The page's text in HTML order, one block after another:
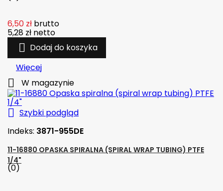
6,50 zł brutto
5,28 zł netto
 Dodaj do koszyka
Więcej
 W magazynie
 Szybki podgląd
Indeks: 3871-955DE
11-16880 OPASKA SPIRALNA (SPIRAL WRAP TUBING) PTFE
1/4"
(0)